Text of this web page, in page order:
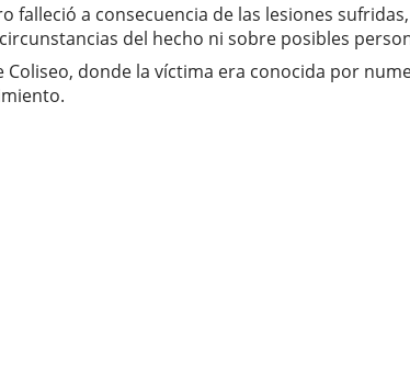
falleció a consecuencia de las lesiones
del hecho ni sobre posibles
donde la víctima era conocida por